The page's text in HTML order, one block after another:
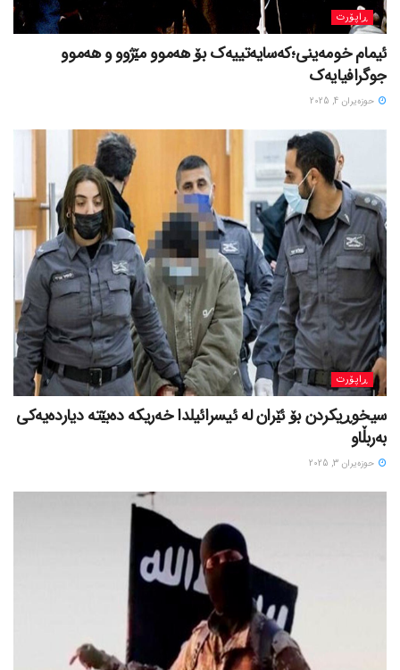
ڕاپۆرت
ئیمام خومەینی؛کەسایەتییەک بۆ هەموو مێژوو و هەموو
جوگرافیایەک
حوزه‌یران 4, 2025
ڕاپۆرت
سیخوڕیکردن بۆ ئێران لە ئیسرائیلدا خەریکە دەبێتە دیاردەیەکی
بەربڵاو
حوزه‌یران 3, 2025